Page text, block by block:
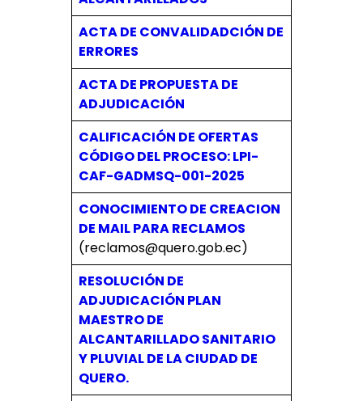
ACTA DE CONVALIDADCIÓN DE
ERRORES
ACTA DE PROPUESTA DE
ADJUDICACIÓN
CALIFICACIÓN DE OFERTAS
CÓDIGO DEL PROCESO: LPI-
CAF-GADMSQ-001-2025
CONOCIMIENTO DE CREACION
DE MAIL PARA RECLAMOS
(reclamos@quero.gob.ec)
RESOLUCIÓN DE
ADJUDICACIÓN PLAN
MAESTRO DE
ALCANTARILLADO SANITARIO
Y PLUVIAL DE LA CIUDAD DE
QUERO.